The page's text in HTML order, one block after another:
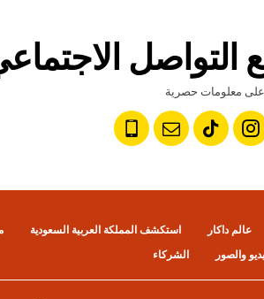
التواصل
معلومات حصرية
عالم داكار استكشف المملكة العربية السعودية
والصور
الشركاء